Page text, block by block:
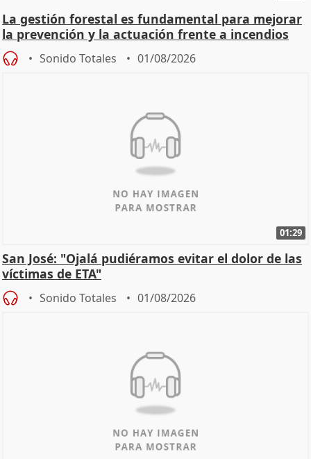
La gestión forestal es fundamental para mejorar
la prevención y la actuación frente a incendios
Sonido Totales 01/08/2026
01:29
San José: "Ojalá pudiéramos evitar el dolor de las
víctimas de ETA"
Sonido Totales 01/08/2026